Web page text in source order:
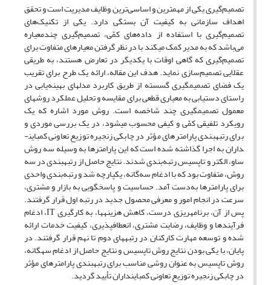
تصمیم‌گیری یکی از مهم­ترین و اساسی‌ترین وظایف مدیریت است و تحقق
اهداف سازمانی به کیفیت آن بستگی دارد. یکی از تکنیک‌های
تصمیم‌گیری با استفاده از داده‌های کمّی، تصمیم‌گیری چندمعیاره
می‌باشد که به مدیر کمک می­کند با در نظر گرفتن معیارهای متفاوت برای
تصمیم‌گیری که گاهی اوقات با یکدیگر در تعارض هستند، به طریقی
عقلایی تصمیم‌سازی نماید. هدف این مقاله، ارائه یک طرح برای تقریب
یک فضای تصمیم­گیری گسسته از طریق کاربرد مدل­های بهینه‌یابی در
راستای دستیابی به معیاری قطعی برای مقایسه و تحلیل عملکرد روش­های
معمول تصمیم­گیری چند شاخصه است. روش مورد اشاره که یک
رویکرد تلفیقی کمّی و کیفی محسوب می­شود، در یک بررسی موردی و
برای رتبه­بندی پارامتر­های مؤثر در چابکی زنجیره توزیع تعاونی کمباین­
داران به اجرا گذاشته شده است که این پارامتر­ها به وسیله سه روش
ساو، الکتر و تاپسیس رتبه‌بندی شدند. نتایج حاصل از رتبه­بندی در سه
روش، متفاوت بود که با ادغام سه‌گانه، یکپارچه شد و رتبه‌بندی واحدی
برای پارامتر­ها به‌دست آمد. حساسیت و پاسخگویی به بازار و مشتری،
سرعت در انجام امور و معرفی محصول جدید در رتبه اول قرار گرفتند.
پس از آن، برنامه­ریزی درست، کاهش هزینه­ها، به کارگیری IT، ادغام
فرآیندها و وظایف، رضایت مشتری، انعطاف­پذیری، کیفیت خدمات ارائه
شده و توسعه مهارت کارکنان در رتبه­های دوم تا نهم قرار گرفتند. در
پایان، با یکی بودن نتایج روش تاپسیس و نتایج حاصل از ادغام سه­گانه،
روش تاپسیس به عنوان روشی مناسب برای رتبه­بندی پارامترهای مؤثر
در چابکی زنجیره توزیع تعاونی کمباین­داران تأیید گردید.